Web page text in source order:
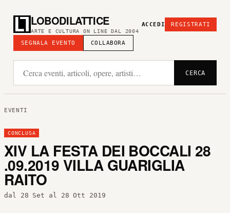
LOBODILATTICE
ARTE E CULTURA ON LINE DAL 2004
SEGNALA EVENTO COLLABORA
ACCEDI REGISTRATI
CERCA
EVENTI
CONCLUSA
XIV LA FESTA DEI BOCCALI 28
.09.2019 VILLA GUARIGLIA
RAITO
dal 28 Set al 28 Ott 2019